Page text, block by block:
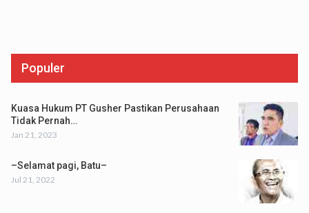
Populer
Kuasa Hukum PT Gusher Pastikan Perusahaan
Tidak Pernah…
Jan 21, 2023
–Selamat pagi, Batu–
Jul 21, 2022